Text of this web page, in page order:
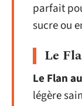
parfait
sucre ou
Le
Le Flan
légère